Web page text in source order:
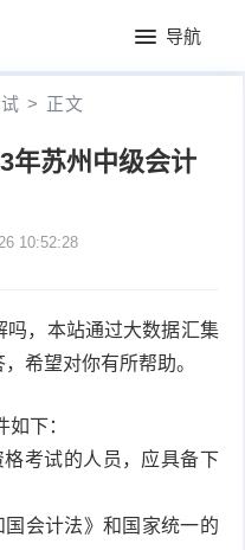
导航
> 正文
年苏州中级会计
10:52:28
吗，本站通过大数据汇集
希望对你有所帮助。
下：
试的人员，应具备下
会计法》和国家统一的